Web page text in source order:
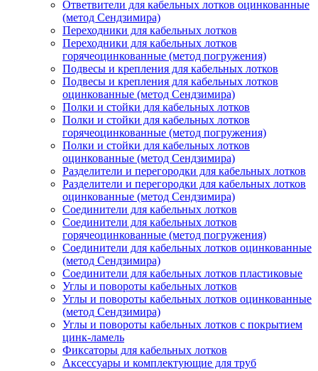
Ответвители для кабельных лотков оцинкованные
(метод Сендзимира)
Переходники для кабельных лотков
Переходники для кабельных лотков
горячеоцинкованные (метод погружения)
Подвесы и крепления для кабельных лотков
Подвесы и крепления для кабельных лотков
оцинкованные (метод Сендзимира)
Полки и стойки для кабельных лотков
Полки и стойки для кабельных лотков
горячеоцинкованные (метод погружения)
Полки и стойки для кабельных лотков
оцинкованные (метод Сендзимира)
Разделители и перегородки для кабельных лотков
Разделители и перегородки для кабельных лотков
оцинкованные (метод Сендзимира)
Соединители для кабельных лотков
Соединители для кабельных лотков
горячеоцинкованные (метод погружения)
Соединители для кабельных лотков оцинкованные
(метод Сендзимира)
Соединители для кабельных лотков пластиковые
Углы и повороты кабельных лотков
Углы и повороты кабельных лотков оцинкованные
(метод Сендзимира)
Углы и повороты кабельных лотков с покрытием
цинк-ламель
Фиксаторы для кабельных лотков
Аксессуары и комплектующие для труб